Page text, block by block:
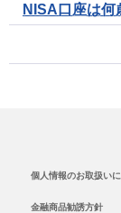
NISA口座は何
個人情報のお取扱い
金融商品勧誘方針